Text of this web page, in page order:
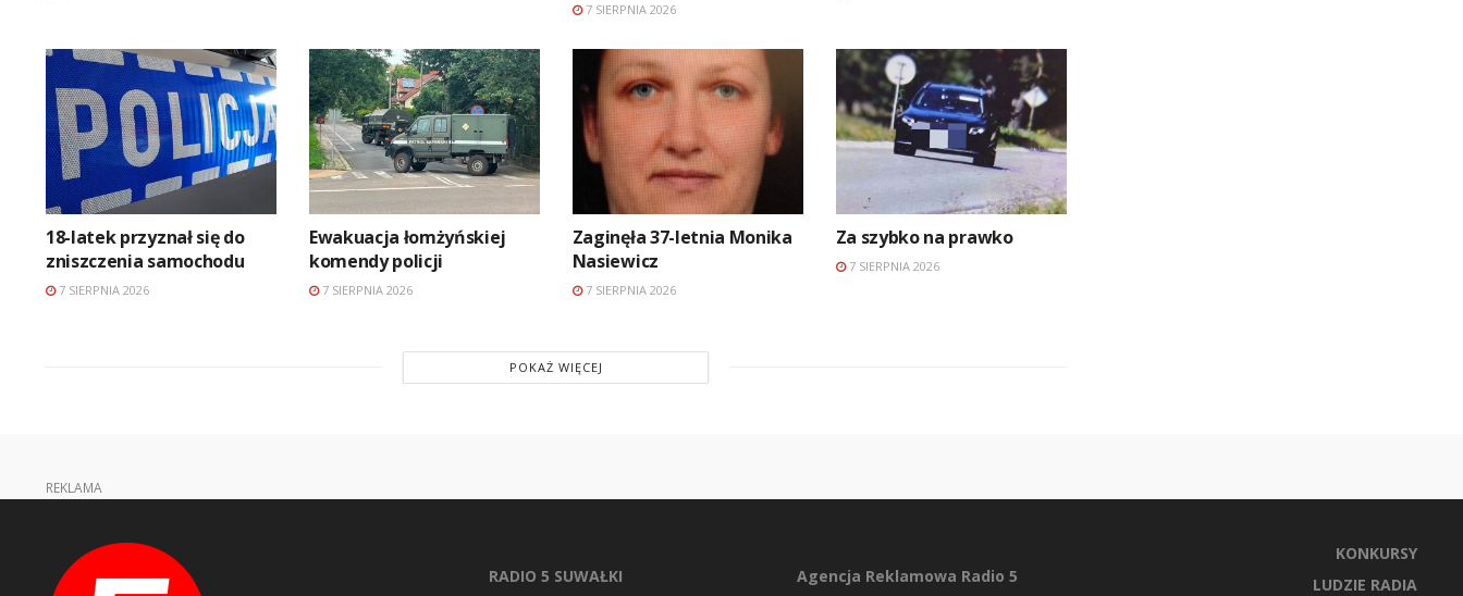
7 SIERPNIA 2026
18-latek przyznał się do
zniszczenia samochodu
7 SIERPNIA 2026
Ewakuacja łomżyńskiej
komendy policji
7 SIERPNIA 2026
Zaginęła 37-letnia Monika
Nasiewicz
7 SIERPNIA 2026
Za szybko na prawko
7 SIERPNIA 2026
POKAŻ WIĘCEJ
REKLAMA
RADIO 5 SUWAŁKI
Agencja Reklamowa Radio 5
KONKURSY
LUDZIE RADIA